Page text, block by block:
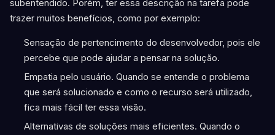
subentendido. Porém, ter essa descrição na tarefa pode
trazer muitos benefícios, como por exemplo:
Sensação de pertencimento do desenvolvedor, pois ele
percebe que pode ajudar a pensar na solução.
Empatia pelo usuário. Quando se entende o problema
que será solucionado e como o recurso será utilizado,
fica mais fácil ter essa visão.
Alternativas de soluções mais eficientes. Quando o